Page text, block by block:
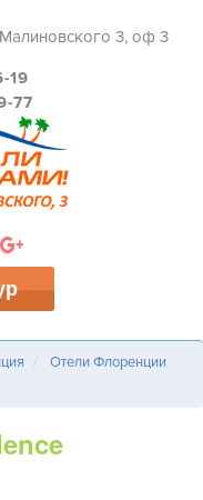
3, оф 3
19
77
Отели Флоренции